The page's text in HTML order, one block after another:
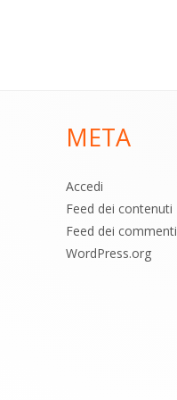
META
Accedi
Feed dei contenuti
Feed dei commenti
WordPress.org